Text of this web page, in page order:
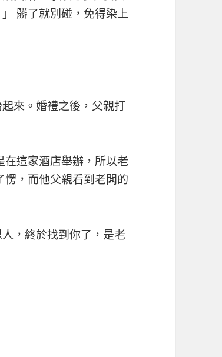
髒了就別碰，免得染上
來。婚禮之後，父親打
這家酒店舉辦，所以老
，而他父親看到老闆的
，終於找到你了，是老